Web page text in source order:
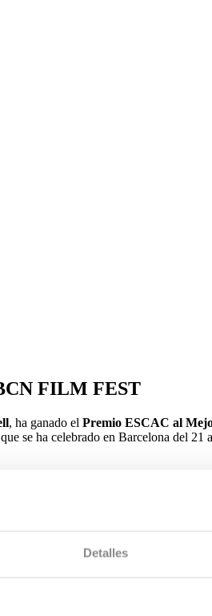
Detalles
FILM FEST
, ha ganado el Premio ESCAC al
se ha celebrado en Barcelona del 21
de su hijo. Inmersa en sus
una madrugada, su madre se
en una sección que contaba con
de ESCAC se gradúan. Están